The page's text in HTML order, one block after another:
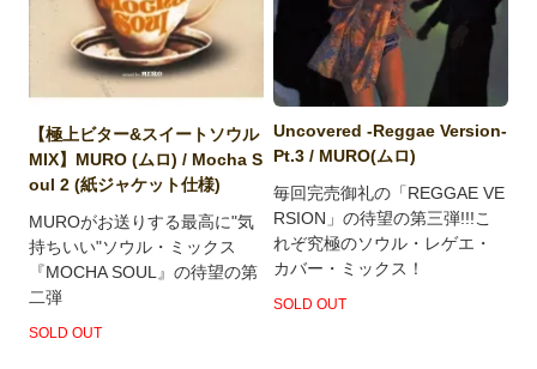
【極上ビター&スイートソウル
MIX】MURO (ムロ) / Mocha S
oul 2 (紙ジャケット仕様)
MUROがお送りする最高に"気
持ちいい"ソウル・ミックス
『MOCHA SOUL』の待望の第
二弾
SOLD OUT
Uncovered -Reggae Version-
Pt.3 / MURO(ムロ)
毎回完売御礼の「REGGAE VE
RSION」の待望の第三弾!!!こ
れぞ究極のソウル・レゲエ・
カバー・ミックス！
SOLD OUT